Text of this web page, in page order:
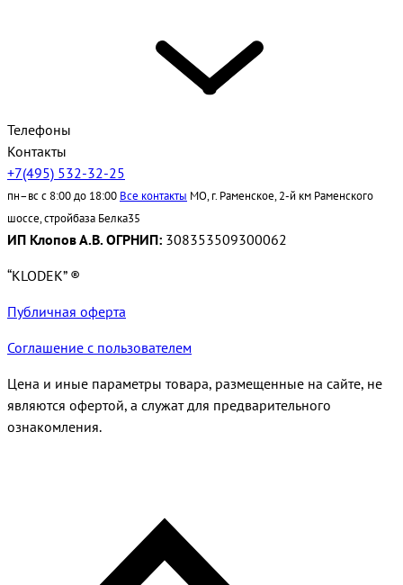
Телефоны
Контакты
+7(495) 532-32-25
пн–вс с 8:00 до 18:00 Все контакты МО, г. Раменское, 2-й км Раменского
шоссе, стройбаза Белка35
ИП Клопов А.В. ОГРНИП: 308353509300062
“KLODEK” ®
Публичная оферта
Соглашение с пользователем
Цена и иные параметры товара, размещенные на сайте, не
являются офертой, а служат для предварительного
ознакомления.